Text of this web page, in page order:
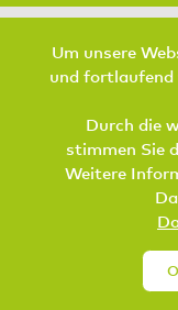
Um unsere
und fortlaufend
Durch die
stimmen Sie
Weitere